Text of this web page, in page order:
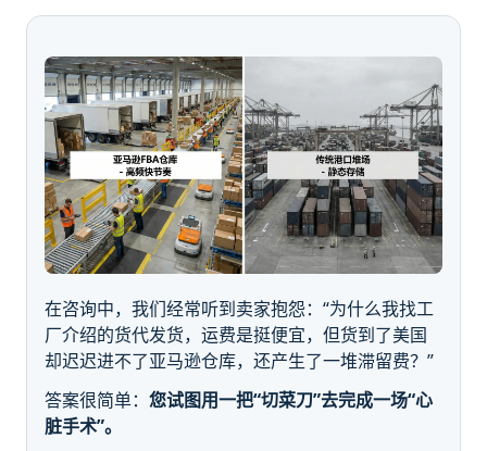
在咨询中，我们经常听到卖家抱怨：“为什么我找工
厂介绍的货代发货，运费是挺便宜，但货到了美国
却迟迟进不了亚马逊仓库，还产生了一堆滞留费？”
答案很简单： 您试图用一把“切菜刀”去完成一场“心
脏手术”。